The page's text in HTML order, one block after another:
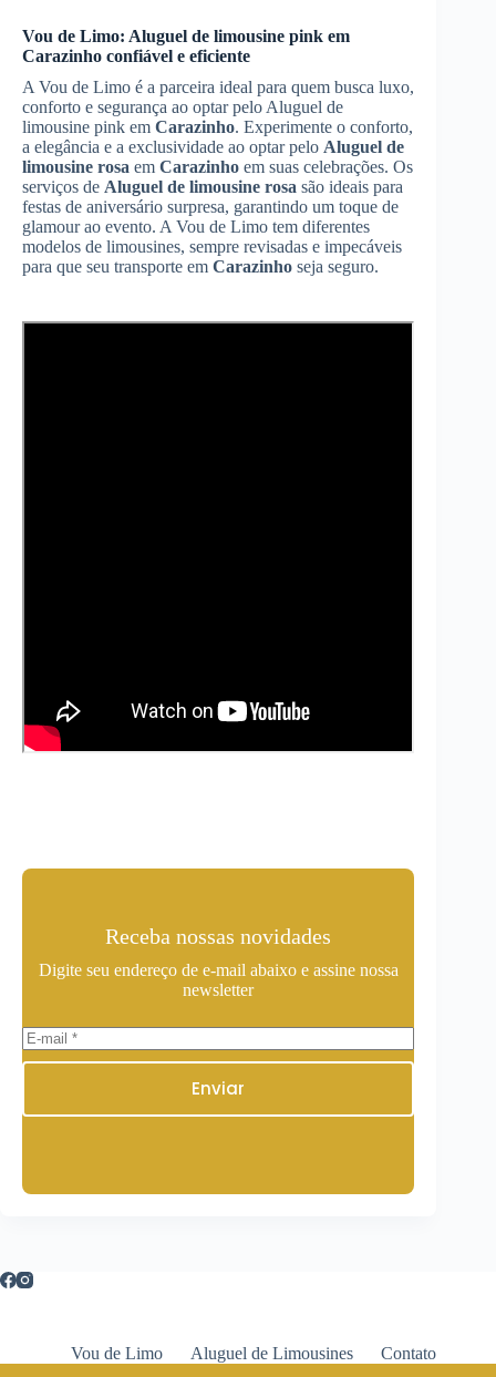
Vou de Limo: Aluguel de limousine pink em
Carazinho confiável e eficiente
A Vou de Limo é a parceira ideal para quem busca luxo,
conforto e segurança ao optar pelo Aluguel de
limousine pink em Carazinho. Experimente o conforto,
a elegância e a exclusividade ao optar pelo Aluguel de
limousine rosa em Carazinho em suas celebrações. Os
serviços de Aluguel de limousine rosa são ideais para
festas de aniversário surpresa, garantindo um toque de
glamour ao evento. A Vou de Limo tem diferentes
modelos de limousines, sempre revisadas e impecáveis
para que seu transporte em Carazinho seja seguro.
Receba nossas novidades
Digite seu endereço de e-mail abaixo e assine nossa
newsletter
Enviar
Vou de Limo Aluguel de Limousines Contato